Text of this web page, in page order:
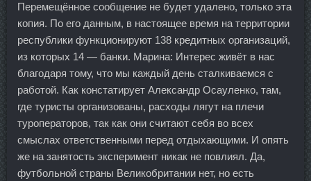
Перемещённое сообщение не будет удалено, только эта
копия. По его данным, в настоящее время на территории
республики функционируют 138 кредитных организаций,
из которых 14 — банки. Марина: Интерес живёт в нас
благодаря тому, что мы каждый день сталкиваемся с
работой. Как констатирует Александр Осауленко, там,
где туристы организованы, расходы лягут на плечи
туроператоров, так как они считают себя во всех
смыслах ответственными перед отдыхающими. И опять
же на занятость эксперимент никак не повлиял. Да,
футбольной страны Великобритании нет, но есть